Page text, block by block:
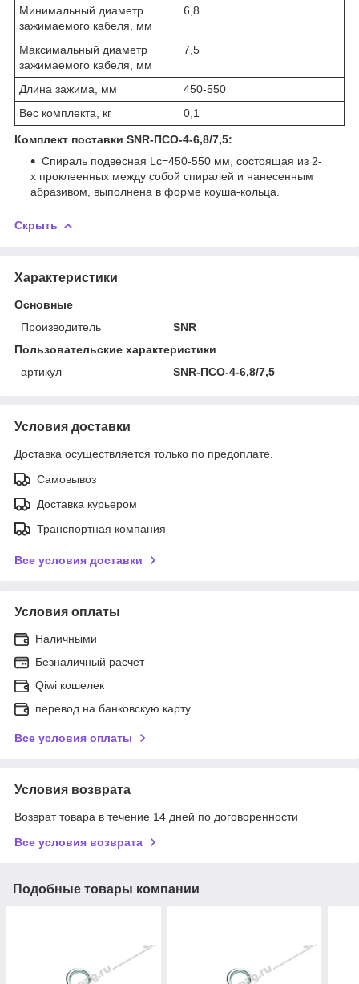
Минимальный диаметр
зажимаемого кабеля, мм
6,8
Максимальный диаметр
зажимаемого кабеля, мм
7,5
Длина зажима, мм
450-550
Вес комплекта, кг
0,1
Комплект поставки SNR-ПСО-4-6,8/7,5:
Спираль подвесная Lc=450-550 мм, состоящая из 2-
х проклеенных между собой спиралей и нанесенным
абразивом, выполнена в форме коуша-кольца.
Скрыть
Характеристики
Основные
Производитель
SNR
Пользовательские характеристики
артикул
SNR-ПСО-4-6,8/7,5
Условия доставки
Доставка осуществляется только по предоплате.
Самовывоз
Доставка курьером
Транспортная компания
Все условия доставки
Условия оплаты
Наличными
Безналичный расчет
Qiwi кошелек
перевод на банковскую карту
Все условия оплаты
Условия возврата
Возврат товара в течение 14 дней по договоренности
Все условия возврата
Подобные товары компании